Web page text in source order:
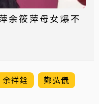
余筱萍母女爆不
余祥銓 鄭弘儀